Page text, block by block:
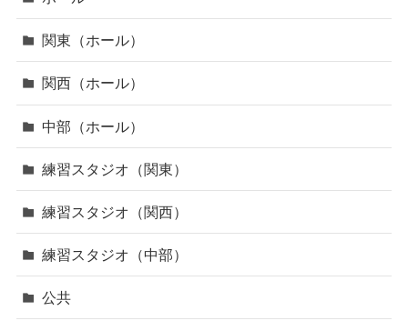
関東（ホール）
関西（ホール）
中部（ホール）
練習スタジオ（関東）
練習スタジオ（関西）
練習スタジオ（中部）
公共